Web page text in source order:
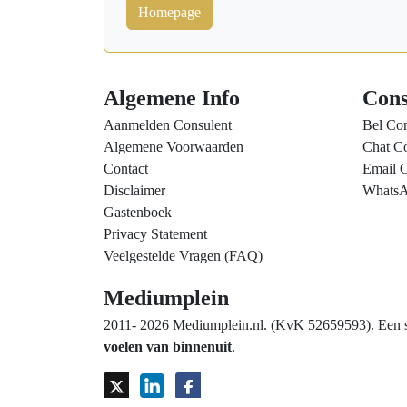
Homepage
Algemene Info
Aanmelden Consulent
Algemene Voorwaarden
Contact
Disclaimer
Gastenboek
Privacy Statement
Veelgestelde Vragen (FAQ)
Bel
Chat
Email
Mediumplein
2011- 2026 Mediumplein.nl. (KvK 52659593).
voelen van binnenuit.